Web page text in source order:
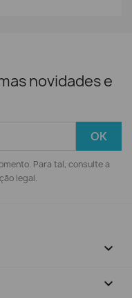
novidades e
Para tal, consulte a
legal.

